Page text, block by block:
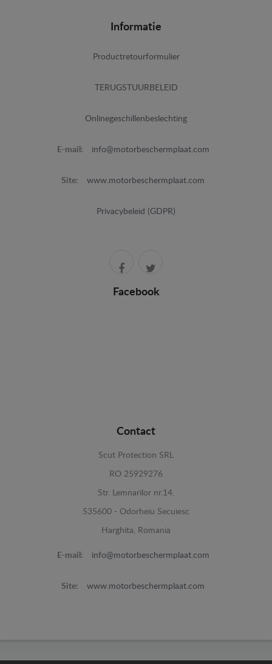
Informatie
Productretourformulier
TERUGSTUURBELEID
Onlinegeschillenbeslechting
E-mail: info@motorbeschermplaat.com
Site: www.motorbeschermplaat.com
Privacybeleid (GDPR)
Facebook
Contact
Scut Protection SRL
RO 25929276
Str. Lemnarilor nr.14.
535600 - Odorheiu Secuiesc
Harghita, Romania
E-mail: info@motorbeschermplaat.com
Site: www.motorbeschermplaat.com